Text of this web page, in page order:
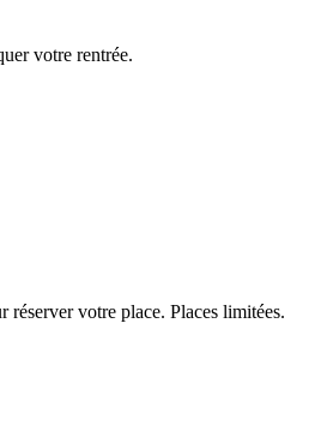
votre rentrée.
réserver votre place. Places limitées.